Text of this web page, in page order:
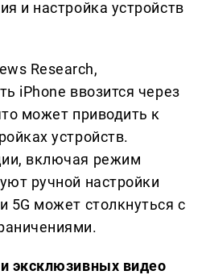
и настройка устройств
Research,
iPhone ввозится через
может приводить к
устройств.
включая режим
ручной настройки
5G может столкнуться с
эксклюзивных видео